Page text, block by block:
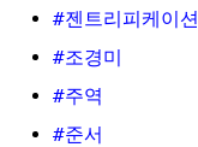
#젠트리피케이션
#조경미
#주역
#준서